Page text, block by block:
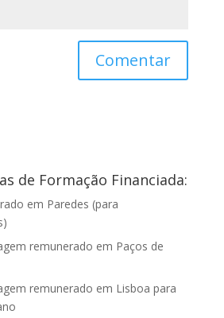
de Formação Financiada:
em Paredes (para
remunerado em Paços de
remunerado em Lisboa para